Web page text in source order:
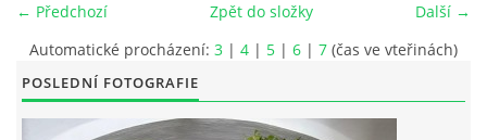
AKTUALITY
AKCE
← Předchozí Další →
Zpět do složky
Automatické procházení: 3 | 4 | 5 | 6 | 7 (čas ve vteřinách)
POSLEDNÍ FOTOGRAFIE